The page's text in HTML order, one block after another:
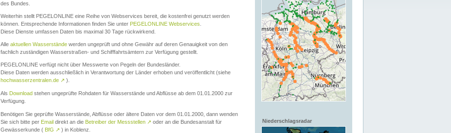
Niederschlagsradar
des Bundes.
Weiterhin stellt PEGELONLINE eine Reihe von Webservices bereit, die kostenfrei genutzt werden
können. Entsprechende Informationen finden Sie unter PEGELONLINE Webservices
Diese Dienste umfassen Daten bis maximal 30 Tage rückwirkend.
Alle aktuellen Wasserstände werden ungeprüft und ohne Gewähr auf deren Genauigkeit von den
fachlich zuständigen Wasserstraßen- und Schifffahrtsämtern zur Verfügung gestellt.
PEGELONLINE verfügt nicht über Messwerte von Pegeln der Bundesländer.
Diese Daten werden ausschließlich in Verantwortung der Länder erhoben und veröffentlicht (siehe
hochwasserzentralen.de ↗ ).
Als Download stehen ungeprüfte Rohdaten für Wasserstände und Abflüsse ab dem 01.01.2000 zur
Verfügung.
Benötigen Sie geprüfte Wasserstände, Abflüsse oder ältere Daten vor dem 01.01.2000, dann wenden
Sie sich bitte per Email direkt an die Betreiber der Messstellen ↗ oder an die Bundesanstalt für
Gewässerkunde ( BfG ↗ ) in Koblenz.